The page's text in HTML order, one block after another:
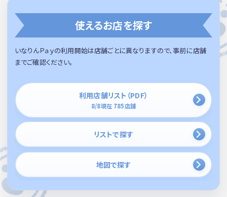
使えるお店を探す
いなりんＰａｙの利用開始は店舗ごとに異なりますので、事前に店舗
までご確認ください。
利用店舗リスト（PDF）
8/8現在 785店舗
リストで探す
地図で探す